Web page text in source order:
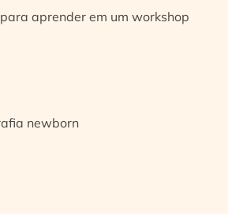
aprender em um workshop
newborn